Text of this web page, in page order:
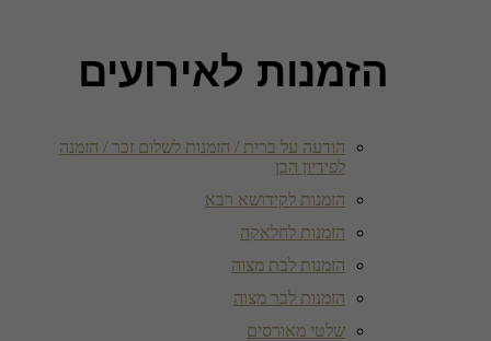
הזמנות לאירועים
הודעה על ברית / הזמנות לשלום זכר / הזמנה
לפידיון הבן
הזמנות לקידושא רבא
הזמנות לחלאקה
הזמנות לבת מצוה
הזמנות לבר מצוה
שלטי מאורסים